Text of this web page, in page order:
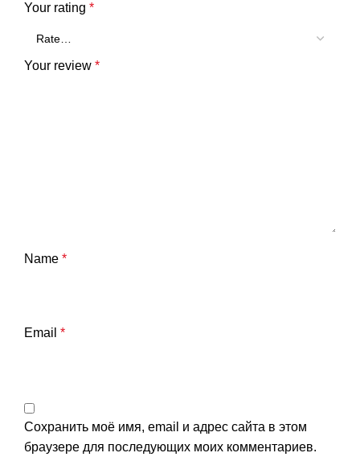
Your rating *
Your review *
Name *
Email *
Сохранить моё имя, email и адрес сайта в этом
браузере для последующих моих комментариев.